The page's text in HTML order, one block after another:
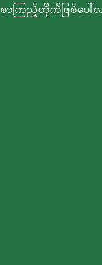
စာကြည့်တိုက်ဖြစ်ပေါ်